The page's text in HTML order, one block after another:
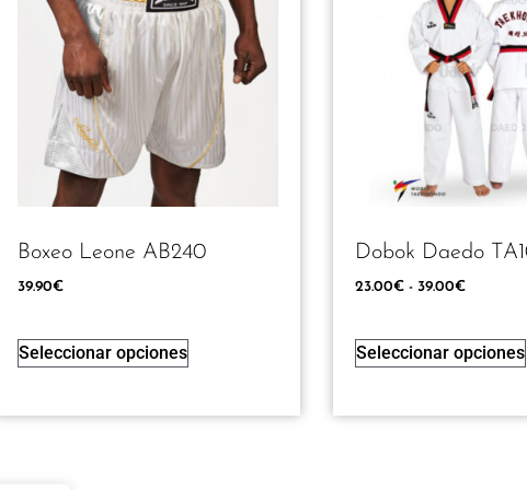
Boxeo Leone AB240
39.90€
Seleccionar opciones
Dobok Daedo
23.00€ - 39.00€
Seleccionar opciones